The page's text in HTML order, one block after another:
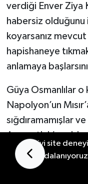
verdiği Enver Ziya
habersiz olduğunu
koyarsanız
hapishaneye
anlamaya
Güya Osmanlılar o
Napolyon’un
sığdıramamışlar
Arnavutluk’a
Efendi’nin
Karal’ın belgeleri
Şakul, orijinal
En iyi site